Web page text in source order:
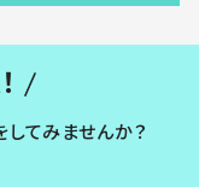
てみませんか？